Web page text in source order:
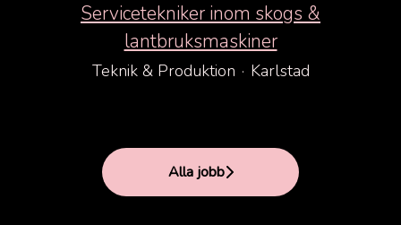
Servicetekniker inom skogs &
lantbruksmaskiner
Teknik & Produktion · Karlstad
Alla jobb